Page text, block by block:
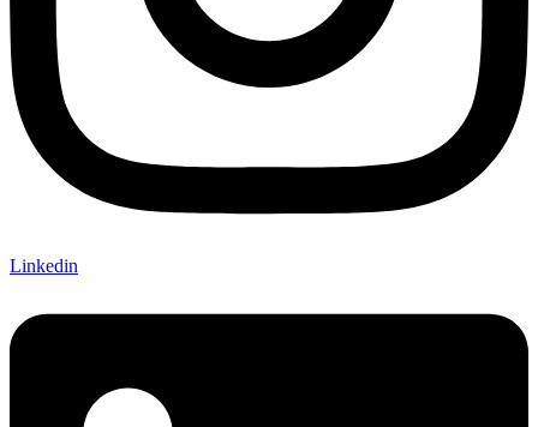
Linkedin